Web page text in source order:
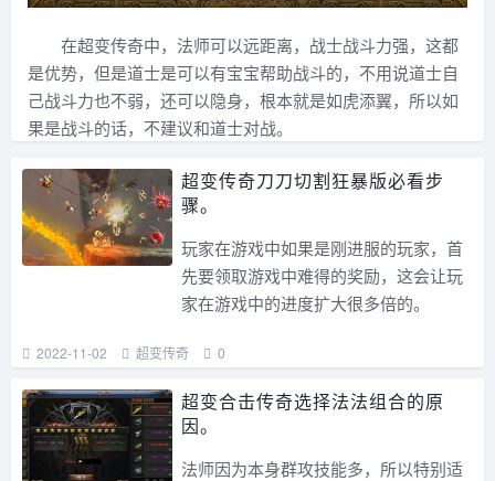
在超变传奇中，法师可以远距离，战士战斗力强，这都
是优势，但是道士是可以有宝宝帮助战斗的，不用说道士自
己战斗力也不弱，还可以隐身，根本就是如虎添翼，所以如
果是战斗的话，不建议和道士对战。
超变传奇刀刀切割狂暴版必看步
骤。
玩家在游戏中如果是刚进服的玩家，首
先要领取游戏中难得的奖励，这会让玩
家在游戏中的进度扩大很多倍的。
2022-11-02 超变传奇 0
超变合击传奇选择法法组合的原
因。
法师因为本身群攻技能多，所以特别适